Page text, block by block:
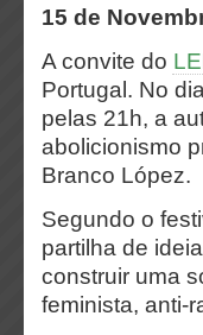
15 de
A convite do
Portugal. No
pelas 21h, a
abolicionismo
Branco López.
Segundo o
partilha de
construir uma
feminista, anti-